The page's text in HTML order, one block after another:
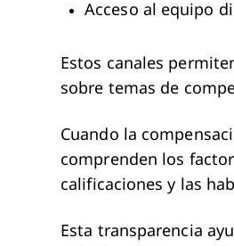
Acceso al equipo
Estos canales
sobre temas de
Cuando la
comprenden los
calificaciones y las
Esta transparencia